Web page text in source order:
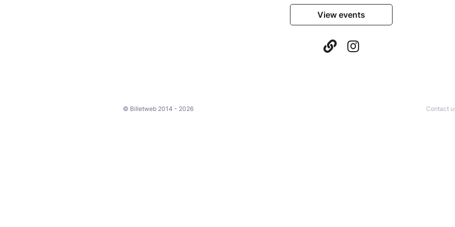
View events
© Billetweb 2014 - 2026 Contact